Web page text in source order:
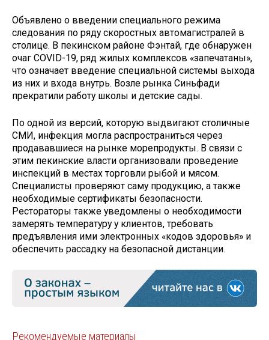
Объявлено о введении специального режима
следования по ряду скоростных автомагистралей в
столице. В пекинском районе Фэнтай, где обнаружен
очаг COVID-19, ряд жилых комплексов «запечатаны»,
что означает введение специальной системы выхода
из них и входа внутрь. Возле рынка Синьфади
прекратили работу школы и детские сады.
По одной из версий, которую выдвигают столичные
СМИ, инфекция могла распространиться через
продававшиеся на рынке морепродукты. В связи с
этим пекинские власти организовали проведение
инспекций в местах торговли рыбой и мясом.
Специалисты проверяют саму продукцию, а также
необходимые сертификаты безопасности.
Рестораторы также уведомлены о необходимости
замерять температуру у клиентов, требовать
предъявления ими электронных «кодов здоровья» и
обеспечить рассадку на безопасной дистанции.
Рекомендуемые материалы